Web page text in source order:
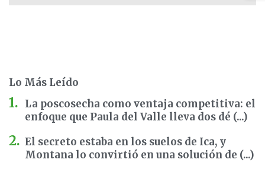
Lo Más Leído
La poscosecha como ventaja competitiva: el
enfoque que Paula del Valle lleva dos dé (...)
El secreto estaba en los suelos de Ica, y
Montana lo convirtió en una solución de (...)